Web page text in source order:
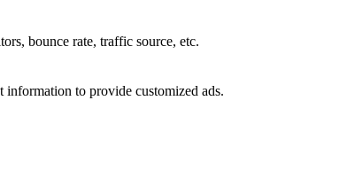
bounce rate, traffic source, etc.
information to provide customized ads.